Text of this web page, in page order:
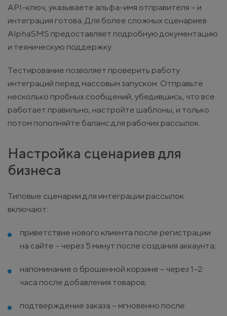
API-ключ, указываете альфа-имя отправителя – и
интеграция готова. Для более сложных сценариев
AlphaSMS предоставляет подробную документацию
и техническую поддержку.
Тестирование позволяет проверить работу
интеграций перед массовым запуском. Отправьте
несколько пробных сообщений, убедившись, что все
работает правильно, настройте шаблоны, и только
потом пополняйте баланс для рабочих рассылок.
Настройка сценариев для
бизнеса
Типовые сценарии для интеграции рассылок
включают:
приветствие нового клиента после регистрации
на сайте – через 5 минут после создания аккаунта;
напоминание о брошенной корзине – через 1-2
часа после добавления товаров;
подтверждение заказа – мгновенно после